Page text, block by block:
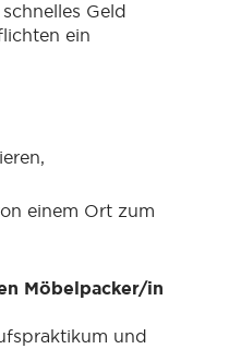
Geld
ein
einem Ort zum
Möbelpacker/in
und